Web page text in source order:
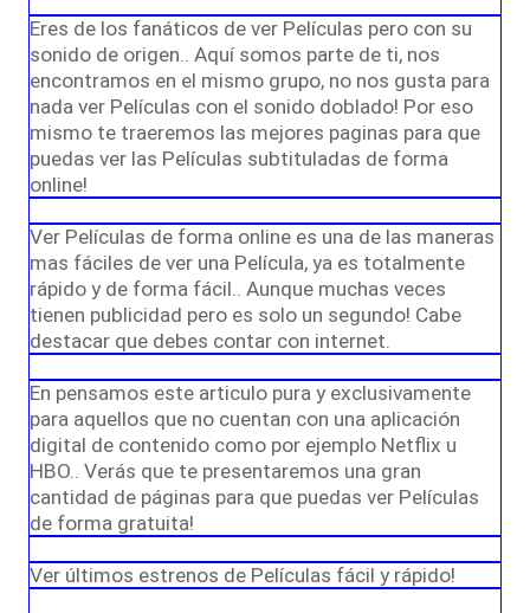
Eres de los fanáticos de ver Películas pero con su
sonido de origen.. Aquí somos parte de ti, nos
encontramos en el mismo grupo, no nos gusta para
nada ver Películas con el sonido doblado! Por eso
mismo te traeremos las mejores paginas para que
puedas ver las Películas subtituladas de forma
online!
Ver Películas de forma online es una de las maneras
mas fáciles de ver una Película, ya es totalmente
rápido y de forma fácil.. Aunque muchas veces
tienen publicidad pero es solo un segundo! Cabe
destacar que debes contar con internet.
En pensamos este articulo pura y exclusivamente
para aquellos que no cuentan con una aplicación
digital de contenido como por ejemplo Netflix u
HBO.. Verás que te presentaremos una gran
cantidad de páginas para que puedas ver Películas
de forma gratuita!
Ver últimos estrenos de Películas fácil y rápido!